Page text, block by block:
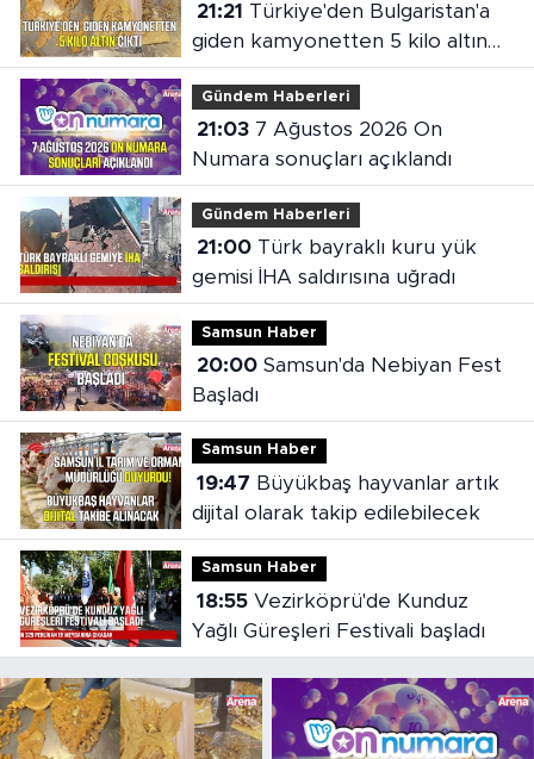
21:21
giden kamyonetten 5 kilo altın
çıktı
Gündem Haberleri
21:037 Ağustos 2026 On
Numara sonuçları açıklandı
Gündem Haberleri
21:00Türk bayraklı kuru yük
gemisi İHA saldırısına uğradı
Samsun Haber
20:00Samsun'da Nebiyan Fest
Başladı
Samsun Haber
19:47
dijital olarak takip edilebilecek
Samsun Haber
18:55Vezirköprü'de Kunduz
Yağlı Güreşleri Festivali başladı